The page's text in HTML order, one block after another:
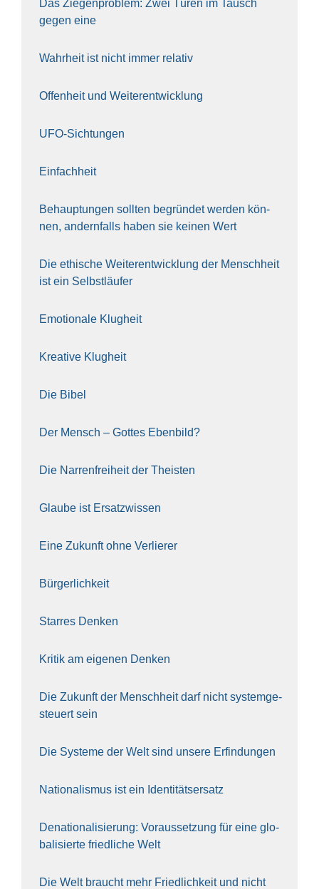
Das Zie­gen­pro­blem: Zwei Türen im Tausch
gegen eine
Wahr­heit ist nicht immer rela­tiv
Offen­heit und Wei­ter­ent­wick­lung
UFO-Sich­tun­gen
Ein­fach­heit
Behaup­tun­gen soll­ten begrün­det wer­den kön­
nen, andern­falls haben sie kei­nen Wert
Die ethi­sche Wei­ter­ent­wick­lung der Mensch­heit
ist ein Selbst­läu­fer
Emo­tio­na­le Klug­heit
Krea­ti­ve Klug­heit
Die Bibel
Der Mensch – Got­tes Eben­bild?
Die Nar­ren­frei­heit der The­is­ten
Glau­be ist Ersatz­wis­sen
Eine Zukunft ohne Ver­lie­rer
Bür­ger­lich­keit
Star­res Den­ken
Kri­tik am eige­nen Den­ken
Die Zukunft der Mensch­heit darf nicht sys­tem­ge­
steu­ert sein
Die Sys­te­me der Welt sind unse­re Erfin­dun­gen
Natio­na­lis­mus ist ein Iden­ti­täts­er­satz
Dena­tio­na­li­sie­rung: Vor­aus­set­zung für eine glo­
ba­li­sier­te fried­li­che Welt
Die Welt braucht mehr Fried­lich­keit und nicht